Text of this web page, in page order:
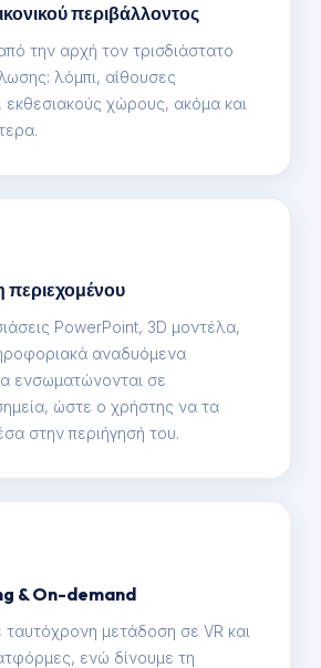
περιβάλλοντος
την αρχή τον τρισδιάστατο
λόμπι, αίθουσες
χώρους, ακόμα και
PowerPoint, 3D μοντέλα,
αναδυόμενα
ενσωματώνονται σε
ώστε ο χρήστης να τα
στην περιήγησή του.
& On-demand
ταυτόχρονη μετάδοση σε VR και
ενώ δίνουμε τη